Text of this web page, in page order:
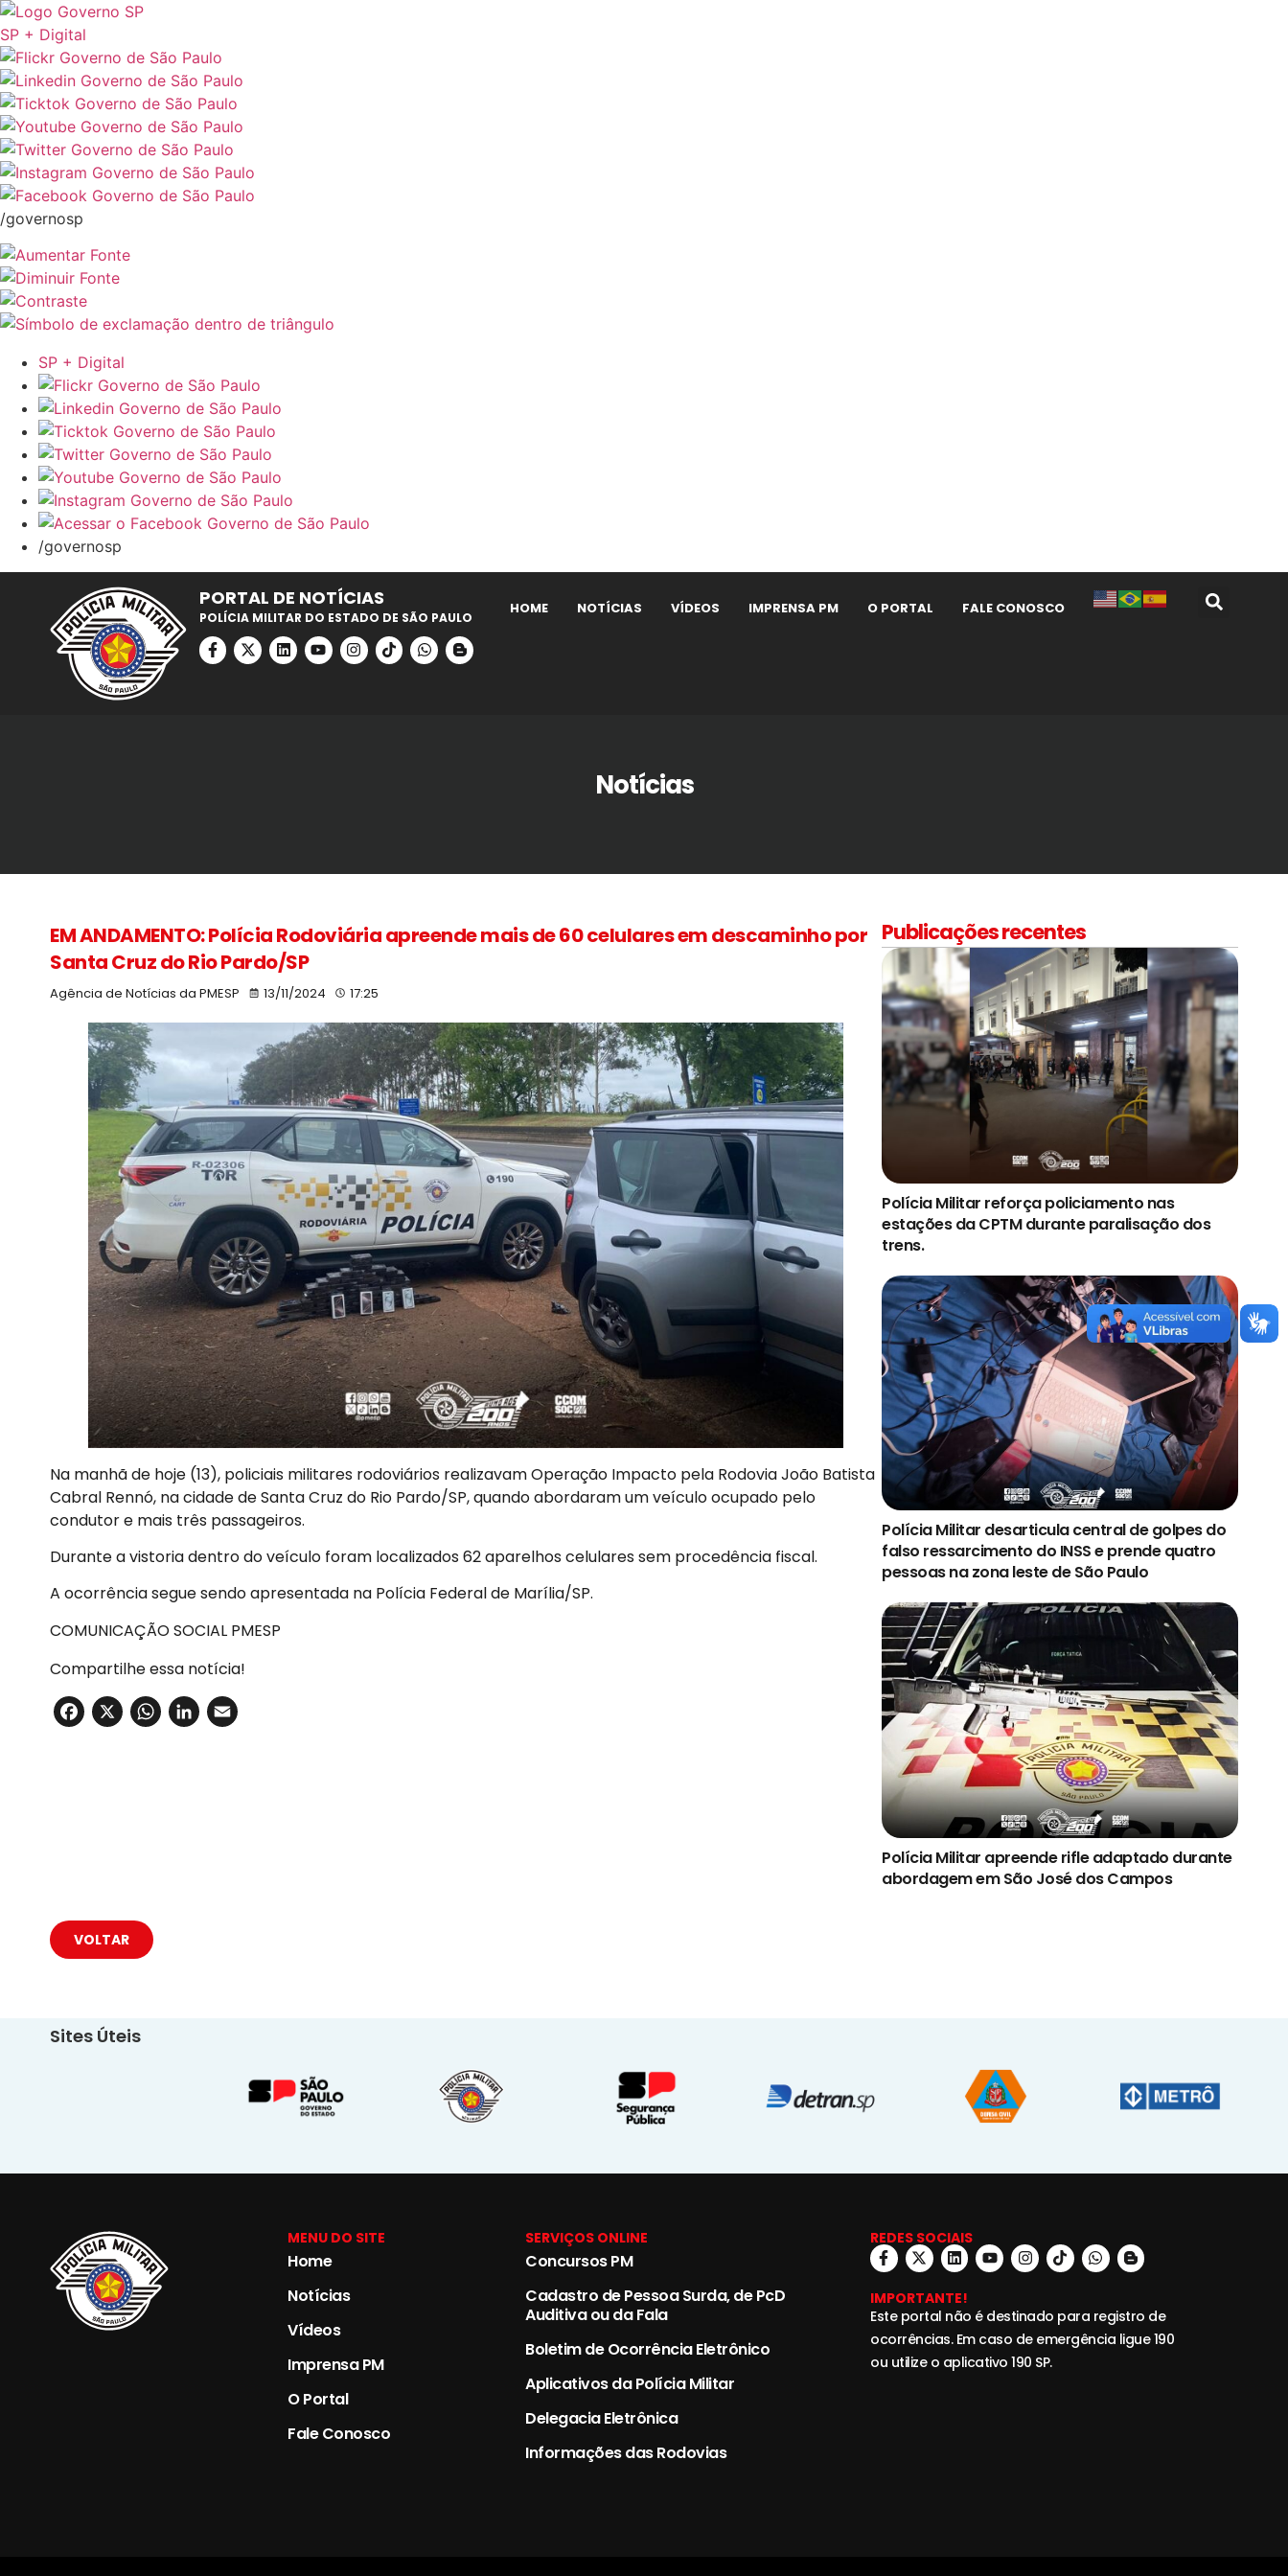
SP + Digital
/governosp
SP + Digital
/governosp
PORTAL DE NOTÍCIAS
POLÍCIA MILITAR DO ESTADO DE SÃO PAULO
HOME NOTÍCIAS VÍDEOS IMPRENSA PM O PORTAL FALE CONOSCO
Notícias
EM ANDAMENTO: Polícia Rodoviária apreende mais de 60 celulares em descaminho por
Santa Cruz do Rio Pardo/SP
Agência de Notícias da PMESP 13/11/2024 17:25
Na manhã de hoje (13), policiais militares rodoviários realizavam Operação Impacto pela Rodovia João Batista
Cabral Rennó, na cidade de Santa Cruz do Rio Pardo/SP, quando abordaram um veículo ocupado pelo
condutor e mais três passageiros.
Durante a vistoria dentro do veículo foram localizados 62 aparelhos celulares sem procedência fiscal.
A ocorrência segue sendo apresentada na Polícia Federal de Marília/SP.
COMUNICAÇÃO SOCIAL PMESP
Compartilhe essa notícia!
Facebook
X WhatsApp
LinkedIn
Publicações recentes
Polícia Militar reforça policiamento nas
estações da CPTM durante paralisação dos
trens.
Polícia Militar desarticula central de golpes do
falso ressarcimento do INSS e prende quatro
pessoas na zona leste de São Paulo
Polícia Militar apreende rifle adaptado durante
abordagem em São José dos Campos
VOLTAR
Sites Úteis
MENU DO SITE
Home
Notícias
Vídeos
Imprensa PM
O Portal
Fale Conosco
SERVIÇOS ONLINE
Concursos PM
Cadastro de Pessoa Surda, de PcD
Auditiva ou da Fala
Boletim de Ocorrência Eletrônico
Aplicativos da Polícia Militar
Delegacia Eletrônica
Informações das Rodovias
REDES SOCIAIS
IMPORTANTE!
Este portal não é destinado para registro de
ocorrências. Em caso de emergência ligue 190
ou utilize o aplicativo 190 SP.